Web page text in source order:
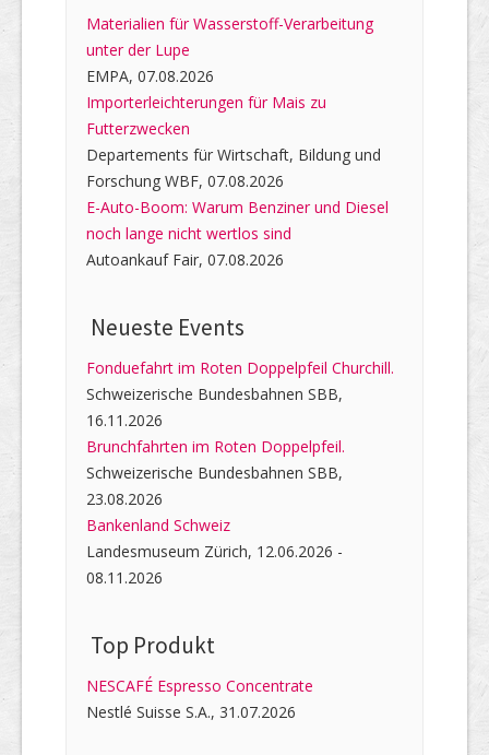
Materialien für Wasserstoff-Verarbeitung
unter der Lupe
EMPA, 07.08.2026
Importerleichterungen für Mais zu
Futterzwecken
Departements für Wirtschaft, Bildung und
Forschung WBF, 07.08.2026
E-Auto-Boom: Warum Benziner und Diesel
noch lange nicht wertlos sind
Autoankauf Fair, 07.08.2026
Neueste Events
Fonduefahrt im Roten Doppelpfeil Churchill.
Schweizerische Bundesbahnen SBB,
16.11.2026
Brunchfahrten im Roten Doppelpfeil.
Schweizerische Bundesbahnen SBB,
23.08.2026
Bankenland Schweiz
Landesmuseum Zürich, 12.06.2026 -
08.11.2026
Top Produkt
NESCAFÉ Espresso Concentrate
Nestlé Suisse S.A., 31.07.2026